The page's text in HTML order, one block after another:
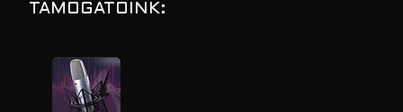
TÁMOGATÓINK: